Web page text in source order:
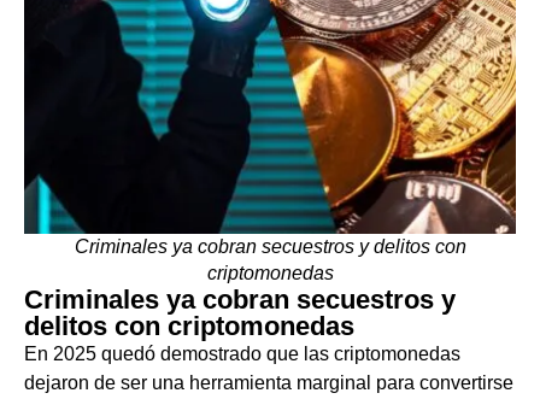
Criminales ya cobran secuestros y delitos con
criptomonedas
Criminales ya cobran secuestros y
delitos con criptomonedas
En 2025 quedó demostrado que las criptomonedas
dejaron de ser una herramienta marginal para convertirse